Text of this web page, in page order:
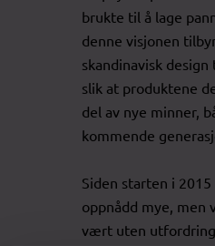
brukte til å lage
denne visjonen
skandinavisk
slik at produktene
del av nye minner,
kommende
Siden starten i 2015
oppnådd mye, men
vært uten